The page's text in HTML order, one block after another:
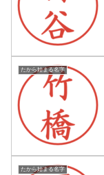
たから始まる名字
たから始まる名字